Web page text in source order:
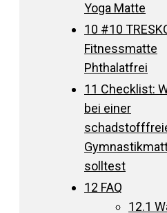
Yoga Matte
10 #10
Fitnessmatte
Phthalatfrei
11 Checklist:
bei einer
solltest
12 FAQ
12.1